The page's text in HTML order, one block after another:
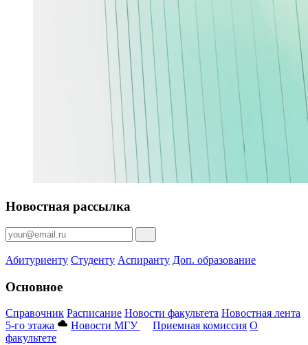
Новостная рассылка
Абитуриенту Студенту Аспиранту Доп. образование
Основное
Справочник Расписание Новости факультета Новостная лента
5-го этажа
Новости МГУ Приемная комиссия О
факультете